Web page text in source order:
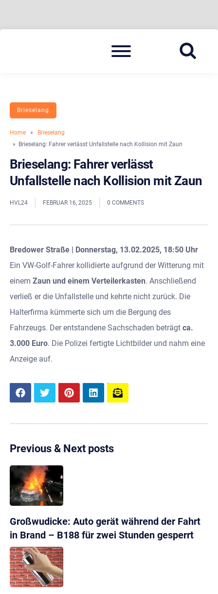
Menu
Brieselang
Home »
Brieselang
» Brieselang: Fahrer verlässt Unfallstelle nach Kollision mit Zaun
Brieselang: Fahrer verlässt
Unfallstelle nach Kollision mit Zaun
HVL24 FEBRUAR 16, 2025 0 COMMENTS
Bredower Straße | Donnerstag, 13.02.2025, 18:50 Uhr
Ein VW-Golf-Fahrer kollidierte aufgrund der Witterung mit
einem Zaun und einem Verteilerkasten. Anschließend
verließ er die Unfallstelle und kehrte nicht zurück. Die
Halterfirma kümmerte sich um die Bergung des
Fahrzeugs. Der entstandene Sachschaden beträgt ca.
3.000 Euro. Die Polizei fertigte Lichtbilder und nahm eine
Anzeige auf.
Previous & Next posts
Großwudicke: Auto gerät während der Fahrt
in Brand – B188 für zwei Stunden gesperrt